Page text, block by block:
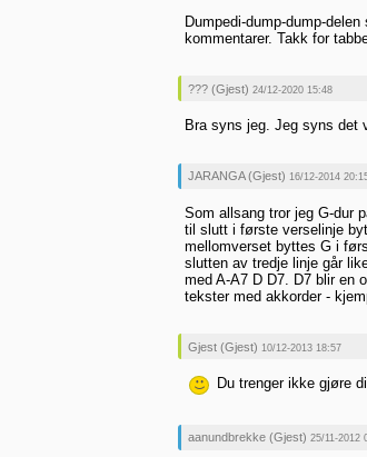
Dumpedi-dump-dump-
kommentarer. Takk for
??? (Gjest) 24/12-2020 15:48
Bra syns jeg. Jeg syns det
JARANGA (Gjest) 16/12-2014
Som allsang tror jeg G-dur
til slutt i første verselinje
mellomverset byttes G i
slutten av tredje linje går
med A-A7 D D7. D7 blir en
tekster med akkorder -
Gjest (Gjest) 10/12-2013 18:57
Du trenger ikke gjøre
aanundbrekke (Gjest) 25/11-2012